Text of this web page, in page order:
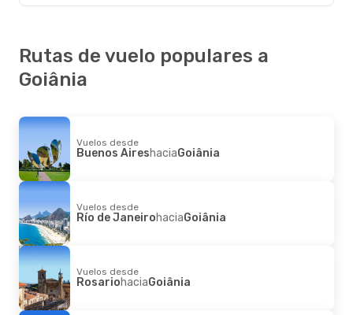
Jue., 3 Sep.- Dom., 6 Sep.
LADirecto
Río De Janeiro
Vie., 9 Oct.- Lun., 12 Oct.
LADirecto
Buenos Aires
LADirecto
Rutas de vuelo populares a
Goiânia
Vuelos desde
Buenos AireshaciaGoiânia
Vuelos desde
Río de JaneirohaciaGoiânia
Vuelos desde
RosariohaciaGoiânia